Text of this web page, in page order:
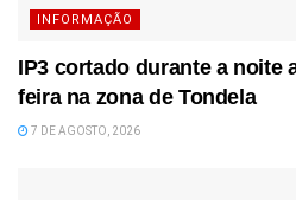
INFORMAÇÃO
IP3 cortado durante a noite
feira na zona de Tondela
7 DE AGOSTO, 2026